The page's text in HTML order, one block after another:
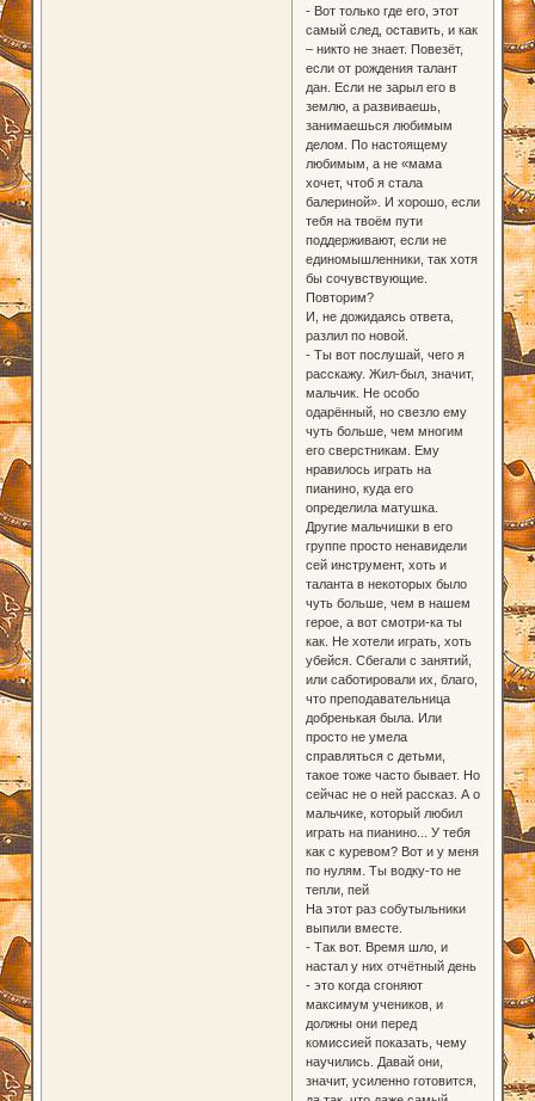
- Вот только где его, этот
самый след, оставить, и как
– никто не знает. Повезёт,
если от рождения талант
дан. Если не зарыл его в
землю, а развиваешь,
занимаешься любимым
делом. По настоящему
любимым, а не «мама
хочет, чтоб я стала
балериной». И хорошо, если
тебя на твоём пути
поддерживают, если не
единомышленники, так хотя
бы сочувствующие.
Повторим?
И, не дожидаясь ответа,
разлил по новой.
- Ты вот послушай, чего я
расскажу. Жил-был, значит,
мальчик. Не особо
одарённый, но свезло ему
чуть больше, чем многим
его сверстникам. Ему
нравилось играть на
пианино, куда его
определила матушка.
Другие мальчишки в его
группе просто ненавидели
сей инструмент, хоть и
таланта в некоторых было
чуть больше, чем в нашем
герое, а вот смотри-ка ты
как. Не хотели играть, хоть
убейся. Сбегали с занятий,
или саботировали их, благо,
что преподавательница
добренькая была. Или
просто не умела
справляться с детьми,
такое тоже часто бывает. Но
сейчас не о ней рассказ. А о
мальчике, который любил
играть на пианино... У тебя
как с куревом? Вот и у меня
по нулям. Ты водку-то не
тепли, пей
На этот раз собутыльники
выпили вместе.
- Так вот. Время шло, и
настал у них отчётный день
- это когда сгоняют
максимум учеников, и
должны они перед
комиссией показать, чему
научились. Давай они,
значит, усиленно готовится,